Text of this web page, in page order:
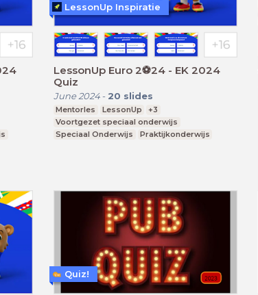
LessonUp Euro 2⚽️24 - EK 2024
Quiz
June 2024- 20 slides
Mentorles LessonUp
+3
Voortgezet speciaal onderwijs
Speciaal Onderwijs
Praktijkonderwijs
LessonUp Inspiratie
Quiz!